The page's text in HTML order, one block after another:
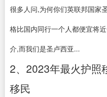
很多人问,为何你们英联邦国家
格比国内同行一个人都便宜将
介,而我们是圣卢西亚...
2、2023年最火护照
移民